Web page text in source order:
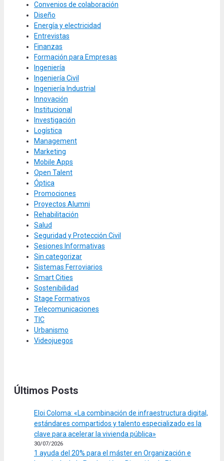
Convenios de colaboración
Diseño
Energía y electricidad
Entrevistas
Finanzas
Formación para Empresas
Ingeniería
Ingeniería Civil
Ingeniería Industrial
Innovación
Institucional
Investigación
Logística
Management
Marketing
Mobile Apps
Open Talent
Óptica
Promociones
Proyectos Alumni
Rehabilitación
Salud
Seguridad y Protección Civil
Sesiones Informativas
Sin categorizar
Sistemas Ferroviarios
Smart Cities
Sostenibilidad
Stage Formativos
Telecomunicaciones
TIC
Urbanismo
Videojuegos
Últimos Posts
Eloi Coloma: «La combinación de infraestructura digital,
estándares compartidos y talento especializado es la
clave para acelerar la vivienda pública»
30/07/2026
1 ayuda del 20% para el máster en Organización e